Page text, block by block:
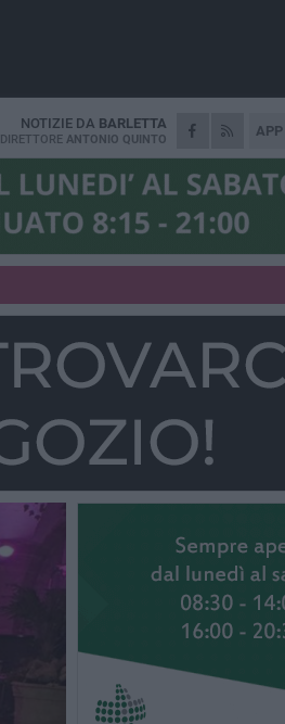
APP
NOTIZIE DA BARLETTA
DIRETTORE ANTONIO QUINTO